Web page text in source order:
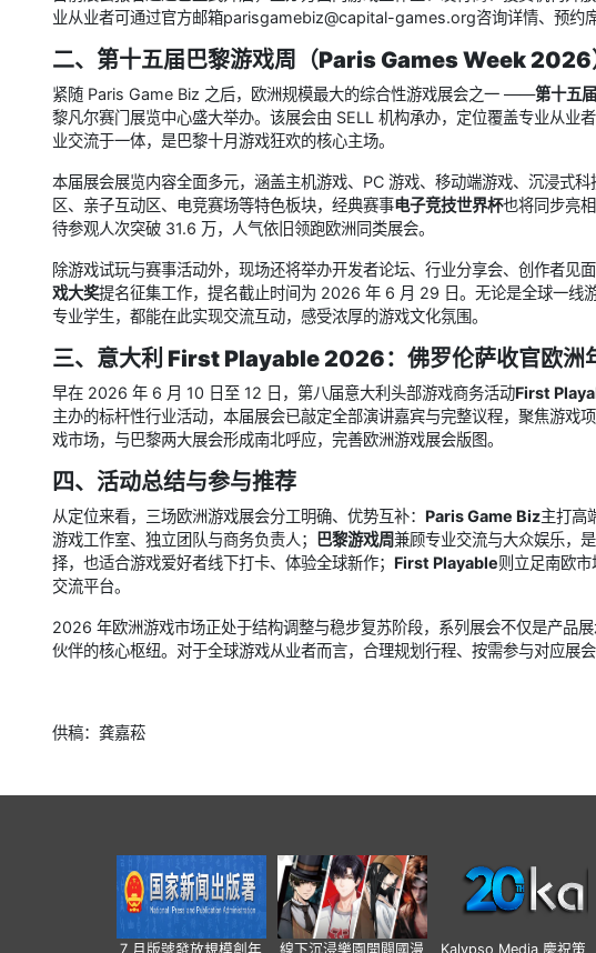
业从业者可通过官方邮箱parisgamebiz@capital-games.org咨询详情、预约席
二、第十五届巴黎游戏周（Paris Games Week 2026
紧随 Paris Game Biz 之后，欧洲规模最大的综合性游戏展会之一 ——第十五
黎凡尔赛门展览中心盛大举办。该展会由 SELL 机构承办，定位覆盖专业从业
业交流于一体，是巴黎十月游戏狂欢的核心主场。
本届展会展览内容全面多元，涵盖主机游戏、PC 游戏、移动端游戏、沉浸式
区、亲子互动区、电竞赛场等特色板块，经典赛事电子竞技世界杯也将同步亮
待参观人次突破 31.6 万，人气依旧领跑欧洲同类展会。
除游戏试玩与赛事活动外，现场还将举办开发者论坛、行业分享会、创作者见
戏大奖提名征集工作，提名截止时间为 2026 年 6 月 29 日。无论是全球一线
专业学生，都能在此实现交流互动，感受浓厚的游戏文化氛围。
三、意大利 First Playable 2026：佛罗伦萨收官欧洲
早在 2026 年 6 月 10 日至 12 日，第八届意大利头部游戏商务活动First
主办的标杆性行业活动，本届展会已敲定全部演讲嘉宾与完整议程，聚焦游戏
戏市场，与巴黎两大展会形成南北呼应，完善欧洲游戏展会版图。
四、活动总结与参与推荐
从定位来看，三场欧洲游戏展会分工明确、优势互补： Paris Game Biz主打高
游戏工作室、独立团队与商务负责人；
巴黎游戏周兼顾专业交流与大众娱乐，
择，也适合游戏爱好者线下打卡、体验全球新作； First Playable则立足南欧
交流平台。
2026 年欧洲游戏市场正处于结构调整与稳步复苏阶段，系列展会不仅是产品
伙伴的核心枢纽。对于全球游戏从业者而言，合理规划行程、按需参与对应展
供稿：龚嘉菘
7 月版號發放規模創年 線下沉浸樂園開闢國漫 Kalypso Media 慶祝策